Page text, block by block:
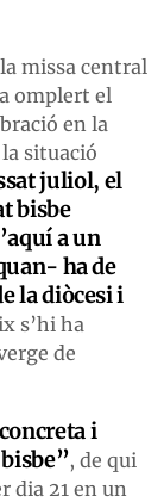
missa central
omplert el
en la
situació
juliol, el
bisbe
a un
ha de
la diòcesi i
s’hi ha
de
i
, de qui
dia 21 en un